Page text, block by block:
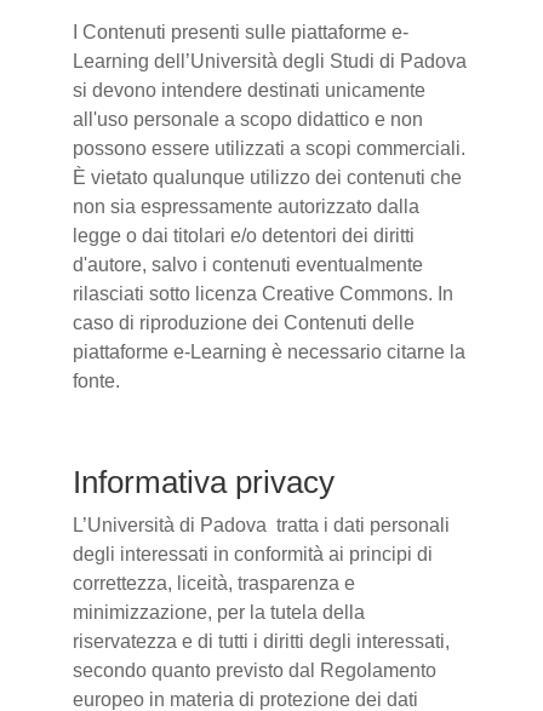
I Contenuti presenti sulle piattaforme e-
Learning dell’Università degli Studi di Padova
si devono intendere destinati unicamente
all'uso personale a scopo didattico e non
possono essere utilizzati a scopi commerciali.
È vietato qualunque utilizzo dei contenuti che
non sia espressamente autorizzato dalla
legge o dai titolari e/o detentori dei diritti
d'autore, salvo i contenuti eventualmente
rilasciati sotto licenza Creative Commons. In
caso di riproduzione dei Contenuti delle
piattaforme e-Learning è necessario citarne la
fonte.
Informativa privacy
L’Università di Padova tratta i dati personali
degli interessati in conformità ai principi di
correttezza, liceità, trasparenza e
minimizzazione, per la tutela della
riservatezza e di tutti i diritti degli interessati,
secondo quanto previsto dal Regolamento
europeo in materia di protezione dei dati